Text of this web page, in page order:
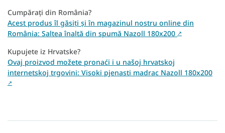
Cumpărați din România?
Acest produs îl găsiți și în magazinul nostru online din
România: Saltea înaltă din spumă Nazoll 180x200 ↗
Kupujete iz Hrvatske?
Ovaj proizvod možete pronaći i u našoj hrvatskoj
internetskoj trgovini: Visoki pjenasti madrac Nazoll 180x200
↗